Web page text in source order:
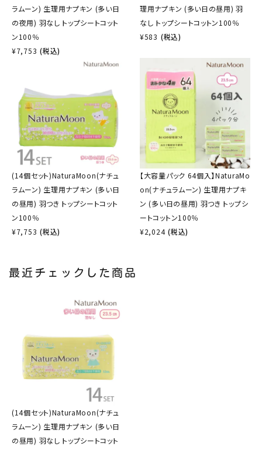
ラムーン) 生理用ナプキン (多い日
の夜用) 羽なし トップシートコット
ン100％
¥7,753 (税込)
理用ナプキン (多い日の昼用) 羽
なし トップシートコットン100％
¥583 (税込)
(14個セット)NaturaMoon(ナチュ
ラムーン) 生理用ナプキン (多い日
の昼用) 羽つき トップシートコット
ン100％
¥7,753 (税込)
【大容量パック 64個入】NaturaMo
on(ナチュラムーン) 生理用ナプキ
ン (多い日の昼用) 羽つき トップシ
ートコットン100％
¥2,024 (税込)
最近チェックした商品
(14個セット)NaturaMoon(ナチュ
ラムーン) 生理用ナプキン (多い日
の昼用) 羽なし トップシートコット